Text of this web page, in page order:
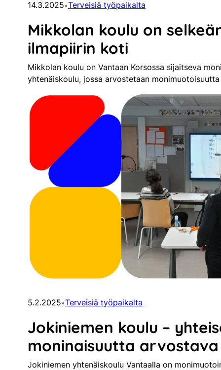
14.3.2025•Terveisiä työpaikalta
Mikkolan koulu on
ilmapiirin koti
Mikkolan koulu on Vantaan Korsossa sijaitseva
yhtenäiskoulu, jossa arvostetaan
5.2.2025•Terveisiä työpaikalta
Jokiniemen koulu –
moninaisuutta
Jokiniemen yhtenäiskoulu Vantaalla on